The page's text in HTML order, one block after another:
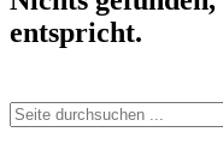
entspricht.